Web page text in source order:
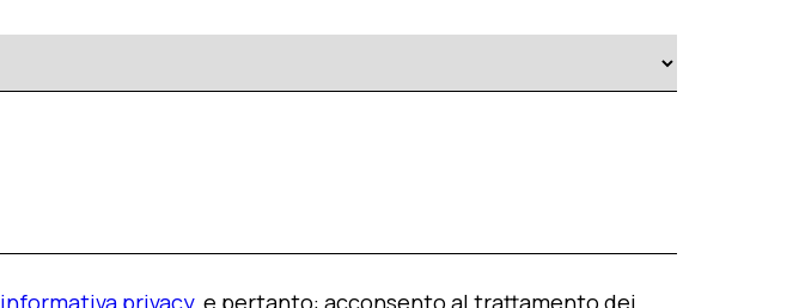
informativa privacy, e pertanto: acconsento al trattamento dei